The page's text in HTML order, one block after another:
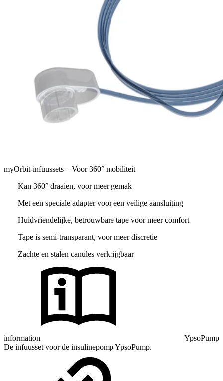
myOrbit-infuussets – Voor 360° mobiliteit
Kan 360° draaien, voor meer gemak
Met een speciale adapter voor een veilige aansluiting
Huidvriendelijke, betrouwbare tape voor meer comfort
Tape is semi-transparant, voor meer discretie
Zachte en stalen canules verkrijgbaar
information
YpsoPump
De infuusset voor de insulinepomp YpsoPump.